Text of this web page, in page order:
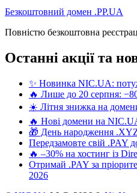
Безкоштовний домен .PP.UA
Повністю безкоштовна
Останні акції та
✨ Новинка NIC.UA:
🔥 Лише до 20 серпня:
☀️ Літня знижка на
🔥 Нові домени на
🎁 День народження
Передзамовте свій .PAY
🔥 –30% на хостинг із
Отримай .PAY за
2026